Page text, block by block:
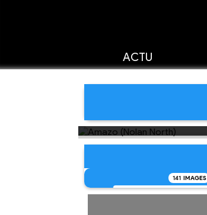
ACTU
141 IMAGES